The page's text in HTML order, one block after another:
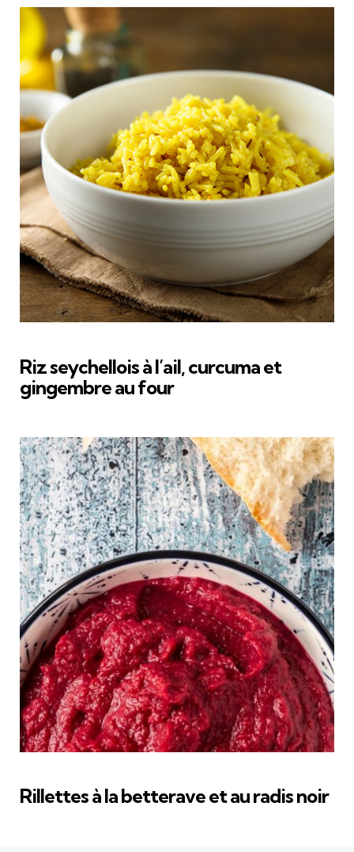
Riz seychellois à l’ail, curcuma et
gingembre au four
Rillettes à la betterave et au radis noir